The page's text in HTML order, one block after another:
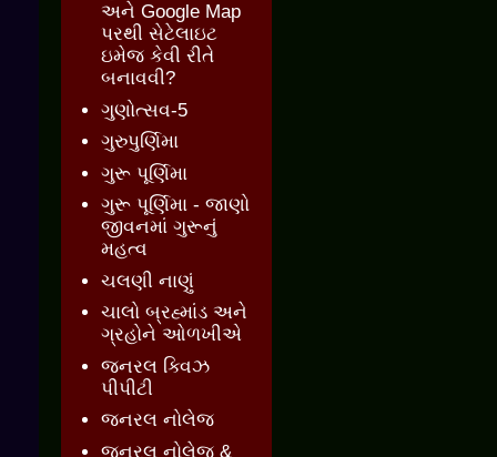
અને Google Map
પરથી સેટેલાઇટ
ઇમેજ કેવી રીતે
બનાવવી?
ગુણોત્સવ-5
ગુરુપુર્ણિમા
ગુરૂ પૂર્ણિમા
ગુરૂ પૂર્ણિમા - જાણો
જીવનમાં ગુરૂનું
મહત્વ
ચલણી નાણું
ચાલો બ્રહ્માંડ અને
ગ્રહોને ઓળખીએ
જનરલ ક્વિઝ
પીપીટી
જનરલ નોલેજ
જનરલ નોલેજ &